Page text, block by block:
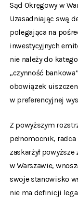
Sąd Okręgowy w
Uzasadniając swą
polegająca na
inwestycyjnych
nie należy do
„czynność
obowiązek
w preferencyjnej
Z powyższym
pełnomocnik, radca
zaskarżył
w Warszawie,
swoje stanowisko
nie ma definicji